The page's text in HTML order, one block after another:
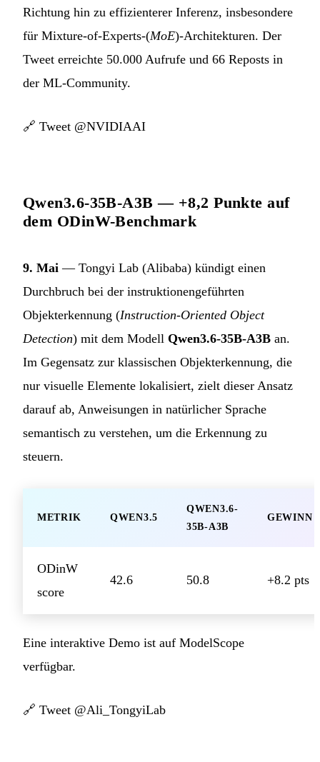
Richtung hin zu effizienterer Inferenz, insbesondere
für Mixture-of-Experts-(MoE)-Architekturen. Der
Tweet erreichte 50.000 Aufrufe und 66 Reposts in
der ML-Community.
🔗 Tweet @NVIDIAAI
Qwen3.6-35B-A3B — +8,2 Punkte auf
dem ODinW-Benchmark
9. Mai — Tongyi Lab (Alibaba) kündigt einen
Durchbruch bei der instruktionengeführten
Objekterkennung (Instruction-Oriented Object
Detection) mit dem Modell Qwen3.6-35B-A3B an.
Im Gegensatz zur klassischen Objekterkennung, die
nur visuelle Elemente lokalisiert, zielt dieser Ansatz
darauf ab, Anweisungen in natürlicher Sprache
semantisch zu verstehen, um die Erkennung zu
steuern.
METRIK QWEN3.5
QWEN3.6-
35B-A3B
GEWINN
ODinW
score
42.6 50.8 +8.2 pts
Eine interaktive Demo ist auf ModelScope
verfügbar.
🔗 Tweet @Ali_TongyiLab